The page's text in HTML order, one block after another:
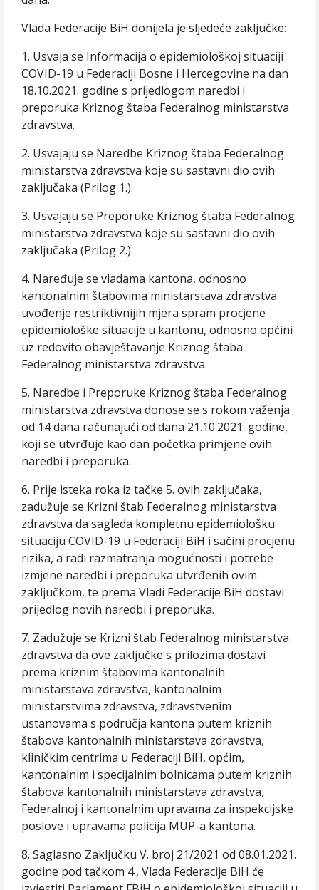
Vlada Federacije BiH donijela je sljedeće zaključke:
1. Usvaja se Informacija o epidemiološkoj situaciji
COVID-19 u Federaciji Bosne i Hercegovine na dan
18.10.2021. godine s prijedlogom naredbi i
preporuka Kriznog štaba Federalnog ministarstva
zdravstva.
2. Usvajaju se Naredbe Kriznog štaba Federalnog
ministarstva zdravstva koje su sastavni dio ovih
zaključaka (Prilog 1.).
3. Usvajaju se Preporuke Kriznog štaba Federalnog
ministarstva zdravstva koje su sastavni dio ovih
zaključaka (Prilog 2.).
4. Naređuje se vladama kantona, odnosno
kantonalnim štabovima ministarstava zdravstva
uvođenje restriktivnijih mjera spram procjene
epidemiološke situacije u kantonu, odnosno općini
uz redovito obavještavanje Kriznog štaba
Federalnog ministarstva zdravstva.
5. Naredbe i Preporuke Kriznog štaba Federalnog
ministarstva zdravstva donose se s rokom važenja
od 14 dana računajući od dana 21.10.2021. godine,
koji se utvrđuje kao dan početka primjene ovih
naredbi i preporuka.
6. Prije isteka roka iz tačke 5. ovih zaključaka,
zadužuje se Krizni štab Federalnog ministarstva
zdravstva da sagleda kompletnu epidemiološku
situaciju COVID-19 u Federaciji BiH i sačini procjenu
rizika, a radi razmatranja mogućnosti i potrebe
izmjene naredbi i preporuka utvrđenih ovim
zaključkom, te prema Vladi Federacije BiH dostavi
prijedlog novih naredbi i preporuka.
7. Zadužuje se Krizni štab Federalnog ministarstva
zdravstva da ove zaključke s prilozima dostavi
prema kriznim štabovima kantonalnih
ministarstava zdravstva, kantonalnim
ministarstvima zdravstva, zdravstvenim
ustanovama s područja kantona putem kriznih
štabova kantonalnih ministarstava zdravstva,
kliničkim centrima u Federaciji BiH, općim,
kantonalnim i specijalnim bolnicama putem kriznih
štabova kantonalnih ministarstava zdravstva,
Federalnoj i kantonalnim upravama za inspekcijske
poslove i upravama policija MUP-a kantona.
8. Saglasno Zaključku V. broj 21/2021 od 08.01.2021.
godine pod tačkom 4., Vlada Federacije BiH će